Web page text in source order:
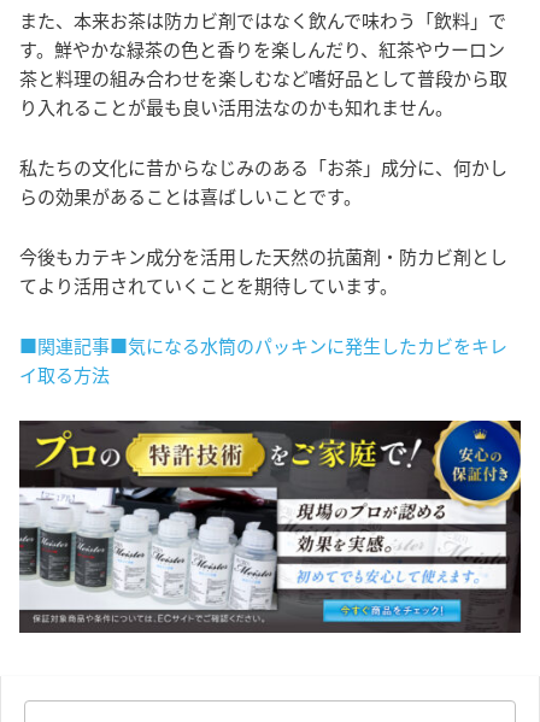
また、本来お茶は防カビ剤ではなく飲んで味わう「飲料」で
す。鮮やかな緑茶の色と香りを楽しんだり、紅茶やウーロン
茶と料理の組み合わせを楽しむなど嗜好品として普段から取
り入れることが最も良い活用法なのかも知れません。
私たちの文化に昔からなじみのある「お茶」成分に、何かし
らの効果があることは喜ばしいことです。
今後もカテキン成分を活用した天然の抗菌剤・防カビ剤とし
てより活用されていくことを期待しています。
■関連記事■気になる水筒のパッキンに発生したカビをキレ
イ取る方法